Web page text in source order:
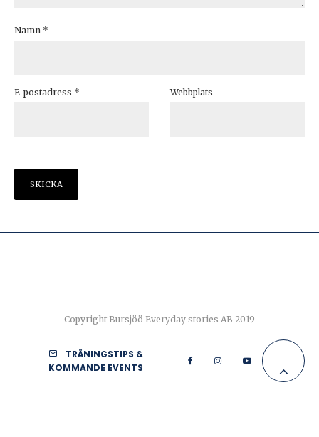
Namn *
E-postadress * Webbplats
Copyright Bursjöö Everyday stories AB 2019
TRÄNINGSTIPS &
KOMMANDE EVENTS